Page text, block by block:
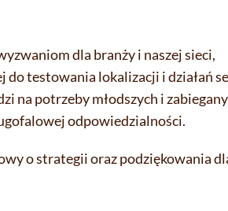
dla branży i naszej sieci,
testowania lokalizacji i działań
na potrzeby młodszych i
odpowiedzialności.
o strategii oraz podziękowania